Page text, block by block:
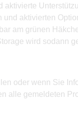
aktivierten
am grünen
wird sodann
oder wenn Sie
alle gemeldeten